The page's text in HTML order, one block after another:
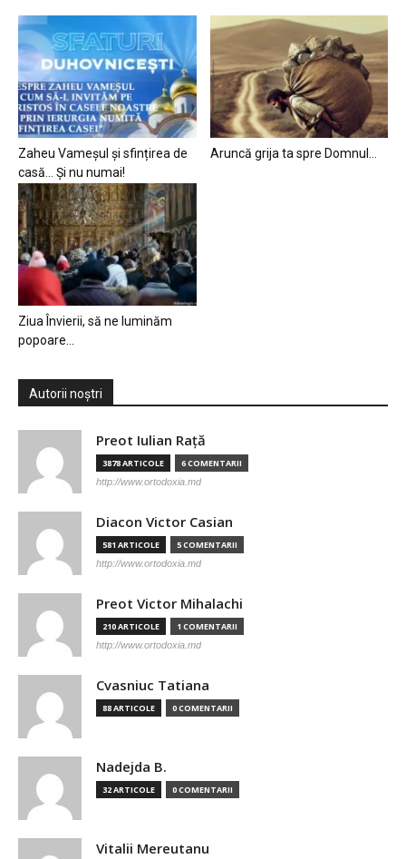
Zaheu Vameșul și sfințirea de
casă… Și nu numai!
Aruncă grija ta spre Domnul…
Ziua Învierii, să ne luminăm
popoare…
Autorii noștri
Preot Iulian Raţă
3878 ARTICOLE 6 COMENTARII
http://www.ortodoxia.md
Diacon Victor Casian
581 ARTICOLE 5 COMENTARII
http://www.ortodoxia.md
Preot Victor Mihalachi
210 ARTICOLE 1 COMENTARII
http://www.ortodoxia.md
Cvasniuc Tatiana
88 ARTICOLE 0 COMENTARII
Nadejda B.
32 ARTICOLE 0 COMENTARII
Vitalii Mereutanu